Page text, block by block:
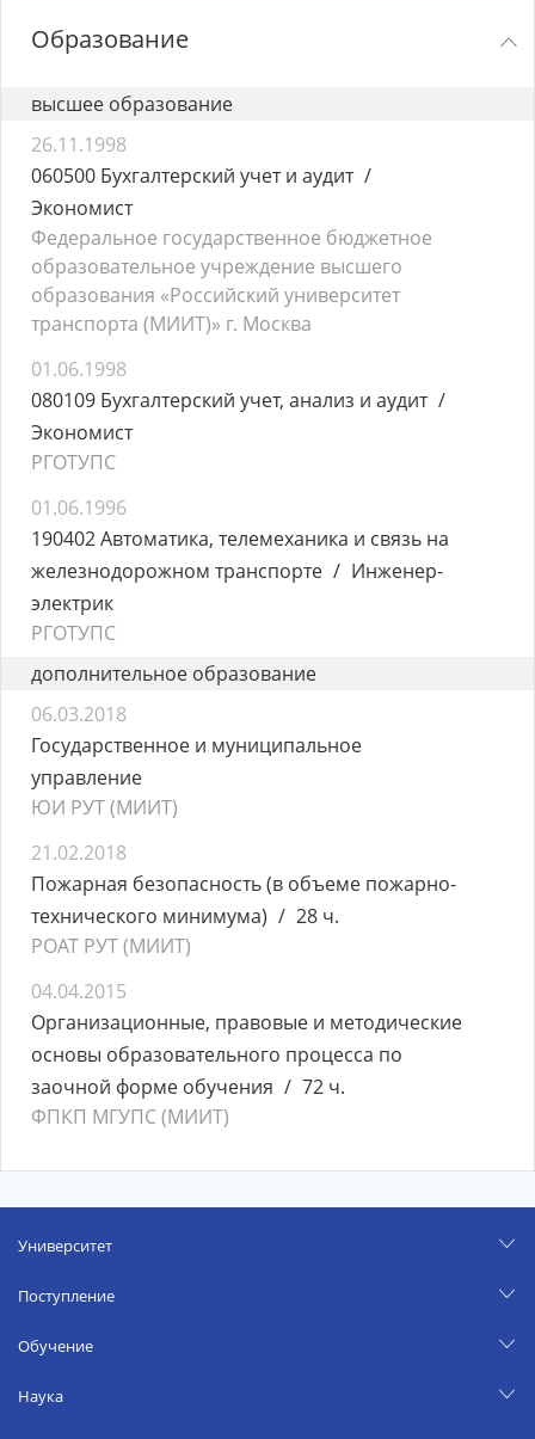
Образование
высшее образование
26.11.1998
060500 Бухгалтерский учет и аудит
Экономист
Федеральное государственное бюджетное
образовательное учреждение высшего
образования «Российский университет
транспорта (МИИТ)» г. Москва
01.06.1998
080109 Бухгалтерский учет, анализ и аудит
Экономист
РГОТУПС
01.06.1996
190402 Автоматика, телемеханика и связь на
железнодорожном транспорте
Инженер-
электрик
РГОТУПС
дополнительное образование
06.03.2018
Государственное и муниципальное
управление
ЮИ РУТ (МИИТ)
21.02.2018
Пожарная безопасность (в объеме пожарно-
технического минимума)
28 ч.
РОАТ РУТ (МИИТ)
04.04.2015
Организационные, правовые и методические
основы образовательного процесса по
заочной форме обучения
72 ч.
ФПКП МГУПС (МИИТ)
Университет
Поступление
Обучение
Наука